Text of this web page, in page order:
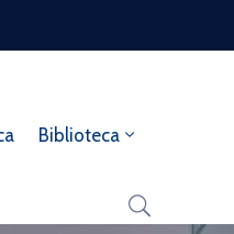
Biblioteca